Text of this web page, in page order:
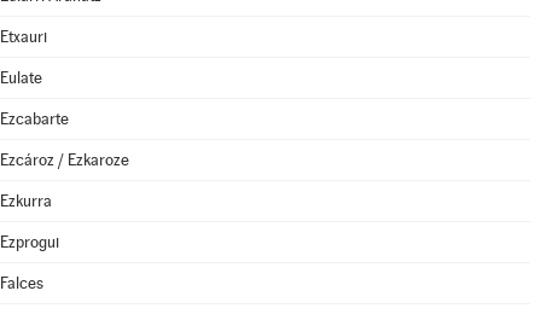
Etxauri
Eulate
Ezcabarte
Ezcároz / Ezkaroze
Ezkurra
Ezprogui
Falces